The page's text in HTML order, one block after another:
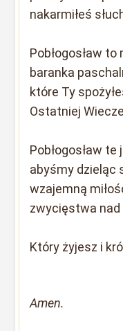
nakarmiłeś
Pobłogosław
baranka
które Ty
Ostatniej
Pobłogosław
abyśmy dzieląc
wzajemną
zwycięstwa nad
Który żyjesz i
Amen.